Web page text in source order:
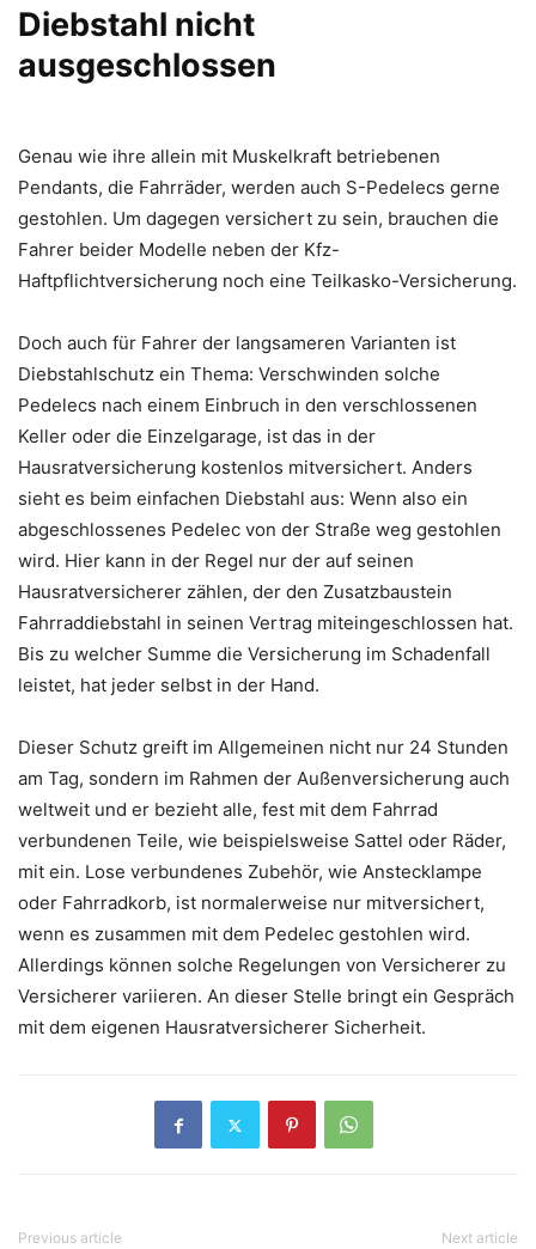
Diebstahl nicht
ausgeschlossen
Genau wie ihre allein mit Muskelkraft betriebenen
Pendants, die Fahrräder, werden auch S-Pedelecs gerne
gestohlen. Um dagegen versichert zu sein, brauchen die
Fahrer beider Modelle neben der Kfz-
Haftpflichtversicherung noch eine Teilkasko-Versicherung.
Doch auch für Fahrer der langsameren Varianten ist
Diebstahlschutz ein Thema: Verschwinden solche
Pedelecs nach einem Einbruch in den verschlossenen
Keller oder die Einzelgarage, ist das in der
Hausratversicherung kostenlos mitversichert. Anders
sieht es beim einfachen Diebstahl aus: Wenn also ein
abgeschlossenes Pedelec von der Straße weg gestohlen
wird. Hier kann in der Regel nur der auf seinen
Hausratversicherer zählen, der den Zusatzbaustein
Fahrraddiebstahl in seinen Vertrag miteingeschlossen hat.
Bis zu welcher Summe die Versicherung im Schadenfall
leistet, hat jeder selbst in der Hand.
Dieser Schutz greift im Allgemeinen nicht nur 24 Stunden
am Tag, sondern im Rahmen der Außenversicherung auch
weltweit und er bezieht alle, fest mit dem Fahrrad
verbundenen Teile, wie beispielsweise Sattel oder Räder,
mit ein. Lose verbundenes Zubehör, wie Anstecklampe
oder Fahrradkorb, ist normalerweise nur mitversichert,
wenn es zusammen mit dem Pedelec gestohlen wird.
Allerdings können solche Regelungen von Versicherer zu
Versicherer variieren. An dieser Stelle bringt ein Gespräch
mit dem eigenen Hausratversicherer Sicherheit.
Previous article Next article